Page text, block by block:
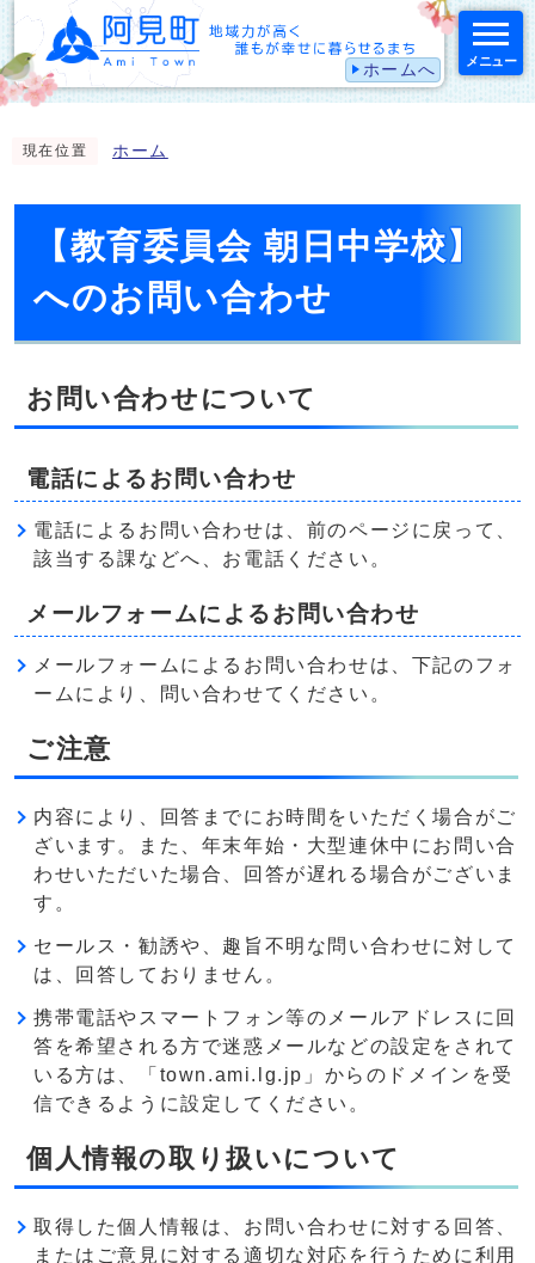
ホームへ メニュー
現在位置 ホーム
【教育委員会 朝日中学校】
へのお問い合わせ
お問い合わせについて
電話によるお問い合わせ
電話によるお問い合わせは、前のページに戻って、
該当する課などへ、お電話ください。
メールフォームによるお問い合わせ
メールフォームによるお問い合わせは、下記のフォ
ームにより、問い合わせてください。
ご注意
内容により、回答までにお時間をいただく場合がご
ざいます。また、年末年始・大型連休中にお問い合
わせいただいた場合、回答が遅れる場合がございま
す。
セールス・勧誘や、趣旨不明な問い合わせに対して
は、回答しておりません。
携帯電話やスマートフォン等のメールアドレスに回
答を希望される方で迷惑メールなどの設定をされて
いる方は、「town.ami.lg.jp」からのドメインを受
信できるように設定してください。
個人情報の取り扱いについて
取得した個人情報は、お問い合わせに対する回答、
またはご意見に対する適切な対応を行うために利用